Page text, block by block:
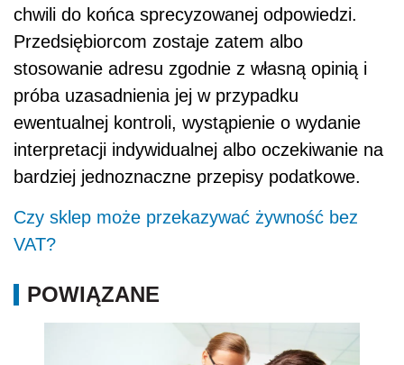
chwili do końca sprecyzowanej odpowiedzi.
Przedsiębiorcom zostaje zatem albo
stosowanie adresu zgodnie z własną opinią i
próba uzasadnienia jej w przypadku
ewentualnej kontroli, wystąpienie o wydanie
interpretacji indywidualnej albo oczekiwanie na
bardziej jednoznaczne przepisy podatkowe.
Czy sklep może przekazywać żywność bez
VAT?
POWIĄZANE